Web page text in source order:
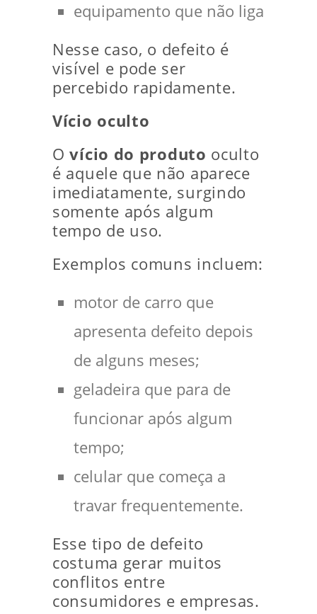
equipamento que não liga
Nesse caso, o defeito é
visível e pode ser
percebido rapidamente.
Vício oculto
Ovício do produto oculto
é aquele que não aparece
imediatamente, surgindo
somente após algum
tempo de uso.
Exemplos comuns incluem:
motor de carro que
apresenta defeito depois
de alguns meses;
geladeira que para de
funcionar após algum
tempo;
celular que começa a
travar frequentemente.
Esse tipo de defeito
costuma gerar muitos
conflitos entre
consumidores e empresas.